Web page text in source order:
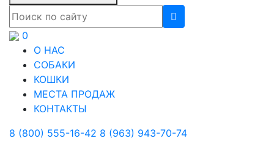
0
О НАС
СОБАКИ
КОШКИ
МЕСТА ПРОДАЖ
КОНТАКТЫ
8 (800) 555-16-42 8 (963) 943-70-74